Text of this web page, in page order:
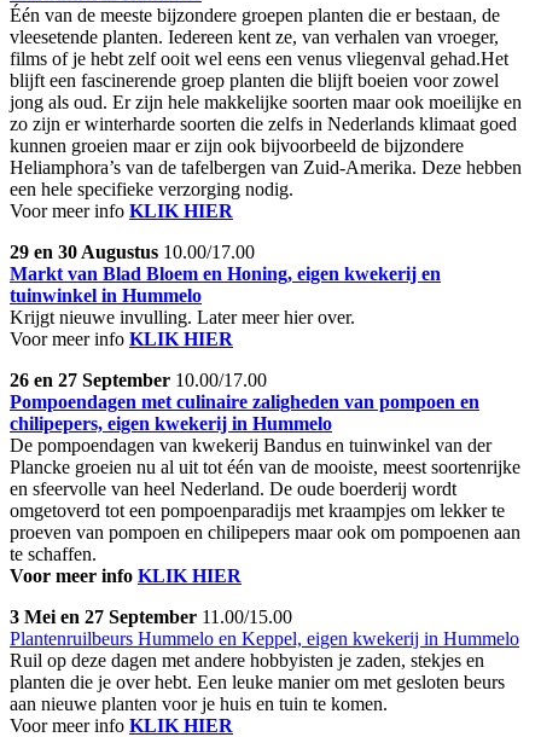
Één van de meeste bijzondere groepen planten die er bestaan, de
vleesetende planten. Iedereen kent ze, van verhalen van vroeger,
films of je hebt zelf ooit wel eens een venus vliegenval gehad.Het
blijft een fascinerende groep planten die blijft boeien voor zowel
jong als oud. Er zijn hele makkelijke soorten maar ook moeilijke en
zo zijn er winterharde soorten die zelfs in Nederlands klimaat goed
kunnen groeien maar er zijn ook bijvoorbeeld de bijzondere
Heliamphora’s van de tafelbergen van Zuid-Amerika. Deze hebben
een hele specifieke verzorging nodig.
Voor meer info KLIK HIER
29 en 30 Augustus 10.00/17.00
Markt van Blad Bloem en Honing, eigen kwekerij en
tuinwinkel in Hummelo
Krijgt nieuwe invulling. Later meer hier over.
Voor meer info KLIK HIER
26 en 27 September 10.00/17.00
Pompoendagen met culinaire zaligheden van pompoen en
chilipepers, eigen kwekerij in Hummelo
De pompoendagen van kwekerij Bandus en tuinwinkel van der
Plancke groeien nu al uit tot één van de mooiste, meest soortenrijke
en sfeervolle van heel Nederland. De oude boerderij wordt
omgetoverd tot een pompoenparadijs met kraampjes om lekker te
proeven van pompoen en chilipepers maar ook om pompoenen aan
te schaffen.
Voor meer info KLIK HIER
3 Mei en 27 September 11.00/15.00
Plantenruilbeurs Hummelo en Keppel, eigen kwekerij in Hummelo
Ruil op deze dagen met andere hobbyisten je zaden, stekjes en
planten die je over hebt. Een leuke manier om met gesloten beurs
aan nieuwe planten voor je huis en tuin te komen.
Voor meer info KLIK HIER